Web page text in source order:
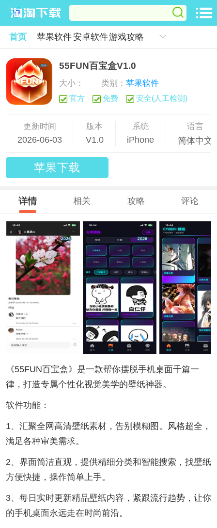
首页 苹果软件安卓软件游戏攻略
55FUN百宝盒V1.0
大小： 类别： 苹果软件
官方 免费 安全(人工检测)
更新时间
2026-06-03
版本
V1.0
系统
iPhone
语言
简体中文
苹果下载
详情 相关 攻略 评论
《55FUN百宝盒》是一款帮你摆脱手机桌面千篇一
律，打造专属个性化视觉美学的壁纸神器。
软件功能：
1、汇聚全网高清壁纸素材，告别模糊图。风格超全，
满足各种审美需求。
2、界面简洁直观，提供精细分类和智能搜索，找壁纸
方便快捷，操作简单上手。
3、每日实时更新精品壁纸内容，紧跟流行趋势，让你
的手机桌面永远走在时尚前沿。